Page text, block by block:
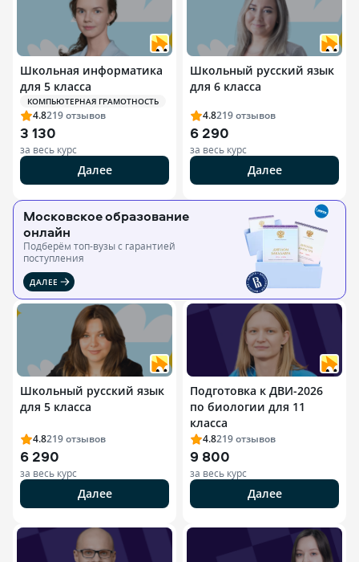
Школьная информатика
для 5 класса
КОМПЬЮТЕРНАЯ ГРАМОТНОСТЬ
4.8219отзывов
3 130
за весь курс
Далее
Школьный русский язык
для 6 класса
4.8219отзывов
6 290
за весь курс
Далее
Московское образование
онлайн
Подберём топ-вузы c гарантией
поступления
ДАЛЕЕ
Школьный русский язык
для 5 класса
4.8219отзывов
6 290
за весь курс
Далее
Подготовка к ДВИ-2026
по биологии для 11
класса
4.8219отзывов
9 800
за весь курс
Далее